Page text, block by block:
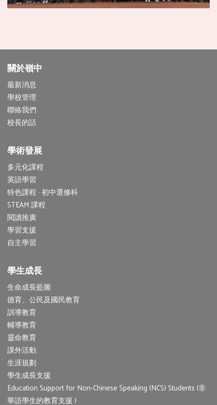
關於嶺中
最新消息
學校管理
聯絡我們
校長的話
學術發展
多元化課程
英語學習
特色課程 · 初中選修科
STEAM 課程
閱讀推廣
學習支援
自主學習
學生成長
生命成長藍圖
德育、公民及國民教育
訓導教育
輔導教育
靈命教育
課外活動
生涯規劃
學生成長支援
Education Support for Non-Chinese Speaking (NCS) Students (非
華語學生的教育支援 )